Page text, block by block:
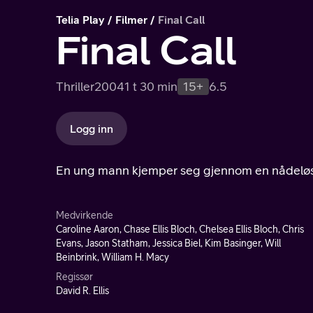
Telia Play Filmer Final Call
Final Call
Thriller20041 t 30 min 15+ 6.5
Logg inn
En ung mann kjemper seg gjennom en
Medvirkende
Caroline Aaron, Chase Ellis Bloch, Chelsea Ellis Bloch, Chris
Evans, Jason Statham, Jessica Biel, Kim Basinger, Will
Beinbrink, William H. Macy
Regissør
David R. Ellis